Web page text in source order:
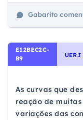
Gabarito
E12BEC2C-
B9
As curvas que
reação de
variações das